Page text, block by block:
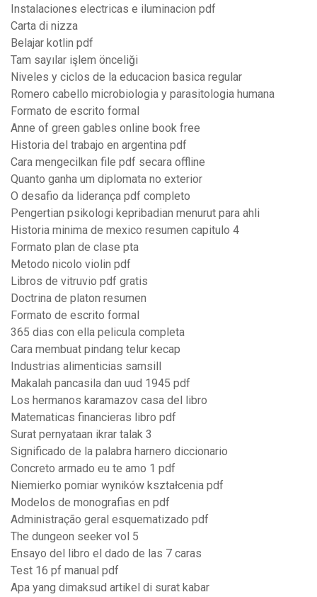
Instalaciones electricas e iluminacion pdf
Carta di nizza
Belajar kotlin pdf
Tam sayılar işlem önceliği
Niveles y ciclos de la educacion basica regular
Romero cabello microbiologia y parasitologia humana
Formato de escrito formal
Anne of green gables online book free
Historia del trabajo en argentina pdf
Cara mengecilkan file pdf secara offline
Quanto ganha um diplomata no exterior
O desafio da liderança pdf completo
Pengertian psikologi kepribadian menurut para ahli
Historia minima de mexico resumen capitulo 4
Formato plan de clase pta
Metodo nicolo violin pdf
Libros de vitruvio pdf gratis
Doctrina de platon resumen
Formato de escrito formal
365 dias con ella pelicula completa
Cara membuat pindang telur kecap
Industrias alimenticias samsill
Makalah pancasila dan uud 1945 pdf
Los hermanos karamazov casa del libro
Matematicas financieras libro pdf
Surat pernyataan ikrar talak 3
Significado de la palabra harnero diccionario
Concreto armado eu te amo 1 pdf
Niemierko pomiar wyników kształcenia pdf
Modelos de monografias en pdf
Administração geral esquematizado pdf
The dungeon seeker vol 5
Ensayo del libro el dado de las 7 caras
Test 16 pf manual pdf
Apa yang dimaksud artikel di surat kabar